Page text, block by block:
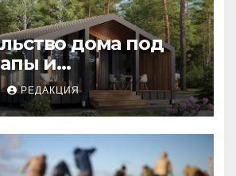
дома под
и
бюджета
РЕДАКЦИЯ